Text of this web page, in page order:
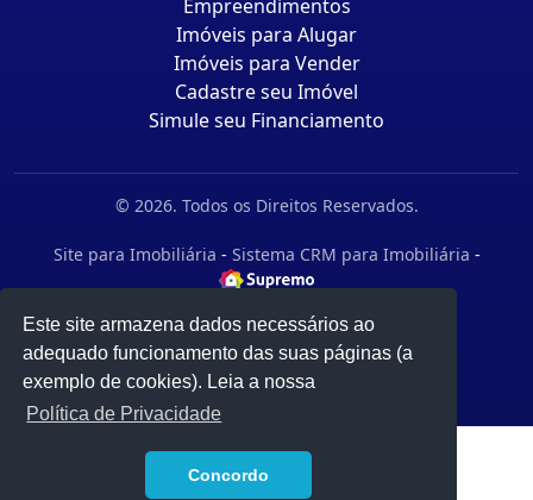
Este site armazena dados necessários ao
adequado funcionamento das suas páginas (a
exemplo de cookies). Leia a nossa
Política de Privacidade
Concordo
Empreendimentos
Imóveis para Alugar
Imóveis para Vender
Cadastre seu Imóvel
Simule seu Financiamento
Site para Imobiliária -Sistema CRM para Imobiliária